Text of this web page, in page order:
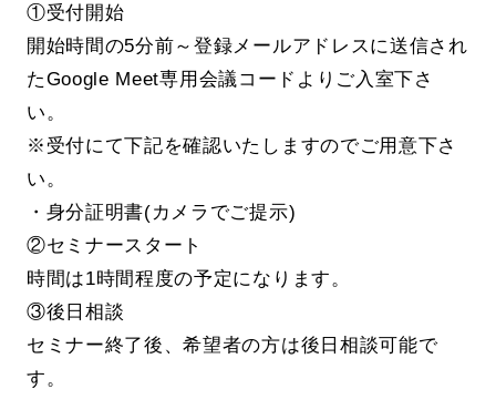
①受付開始
開始時間の5分前～登録メールアドレスに送信され
たGoogle Meet専用会議コードよりご入室下さ
い。
※受付にて下記を確認いたしますのでご用意下さ
い。
・身分証明書(カメラでご提示)
②セミナースタート
時間は1時間程度の予定になります。
③後日相談
セミナー終了後、希望者の方は後日相談可能で
す。